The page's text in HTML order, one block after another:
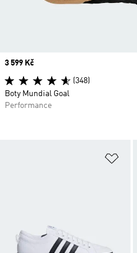
Price
3 599 Kč
(348)
Boty Mundial Goal
Performance